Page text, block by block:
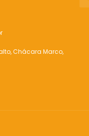
Chácara Marco,